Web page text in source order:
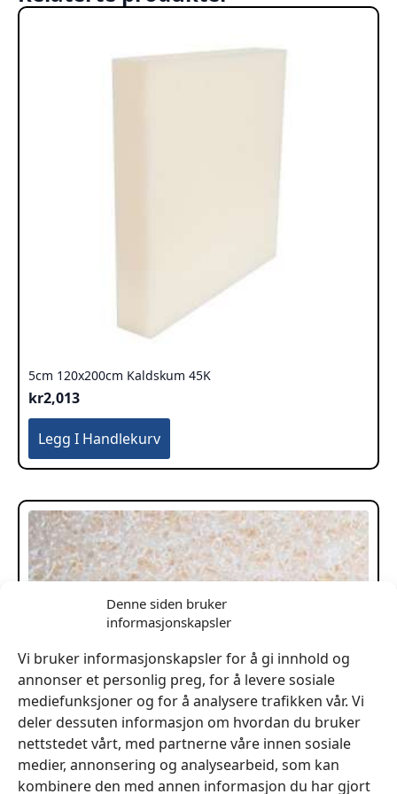
Denne siden bruker
informasjonskapsler
Vi bruker informasjonskapsler for å gi innhold og
annonser et personlig preg, for å levere sosiale
mediefunksjoner og for å analysere trafikken vår. Vi
deler dessuten informasjon om hvordan du bruker
nettstedet vårt, med partnerne våre innen sosiale
medier, annonsering og analysearbeid, som kan
kombinere den med annen informasjon du har gjort
5cm 120x200cm Kaldskum 45K
kr2,013
Legg I Handlekurv